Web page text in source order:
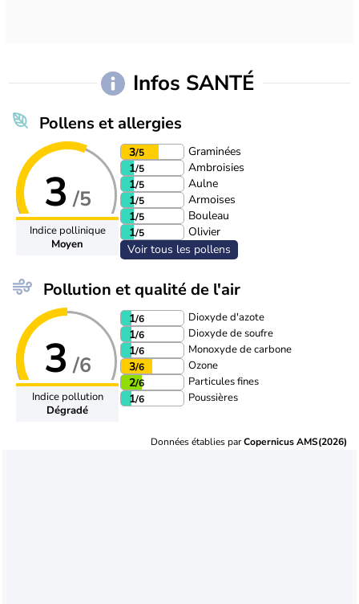
Infos SANTÉ
Pollens et allergies
3 /5
Indice pollinique
Moyen
3/5
Graminées
1/5
Ambroisies
1/5
Aulne
1/5
Armoises
1/5
Bouleau
1/5
Olivier
Voir tous les pollens
Pollution et qualité de l'air
3 /6
Indice pollution
Dégradé
1/6 Dioxyde d'azote
1/6 Dioxyde de soufre
1/6 Monoxyde de carbone
3/6 Ozone
2/6 Particules fines
1/6 Poussières
Données établies parCopernicus AMS(2026)